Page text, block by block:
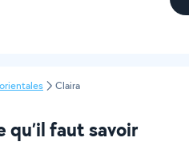
Claira
qu’il faut savoir